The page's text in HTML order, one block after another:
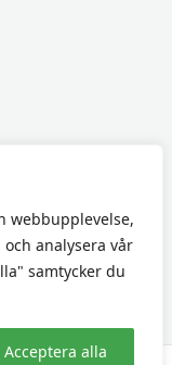
webbupplevelse,
analysera vår
samtycker du
Acceptera alla